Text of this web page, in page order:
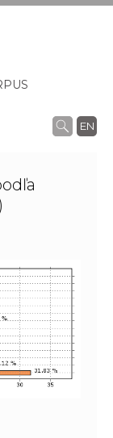
EN